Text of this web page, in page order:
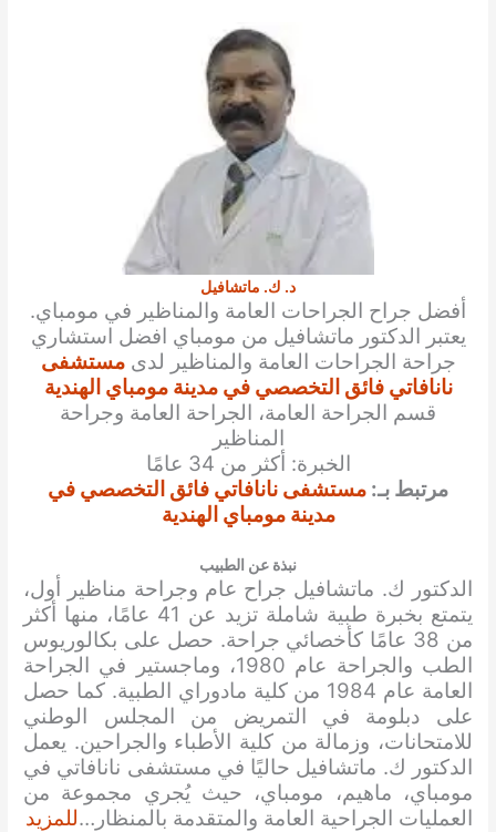
د. ك. ماتشافيل
أفضل جراح الجراحات العامة والمناظير في مومباي.
يعتبر الدكتور ماتشافيل من مومباي افضل استشاري
جراحة الجراحات العامة والمناظير لدىمستشفى
نانافاتي فائق التخصصي في مدينة مومباي الهندية
قسم الجراحة العامة، الجراحة العامة وجراحة
المناظير
الخبرة: أكثر من 34 عامًا
مرتبط بـ: مستشفى نانافاتي فائق التخصصي في
مدينة مومباي الهندية
نبذة عن الطبيب
الدكتور ك. ماتشافيل جراح عام وجراحة مناظير أول،
يتمتع بخبرة طبية شاملة تزيد عن 41 عامًا، منها أكثر
من 38 عامًا كأخصائي جراحة. حصل على بكالوريوس
الطب والجراحة عام 1980، وماجستير في الجراحة
العامة عام 1984 من كلية مادوراي الطبية. كما حصل
على دبلومة في التمريض من المجلس الوطني
للامتحانات، وزمالة من كلية الأطباء والجراحين. يعمل
الدكتور ك. ماتشافيل حاليًا في مستشفى نانافاتي في
مومباي، ماهيم، مومباي، حيث يُجري مجموعة من
العمليات الجراحية العامة والمتقدمة بالمنظار…للمزيد